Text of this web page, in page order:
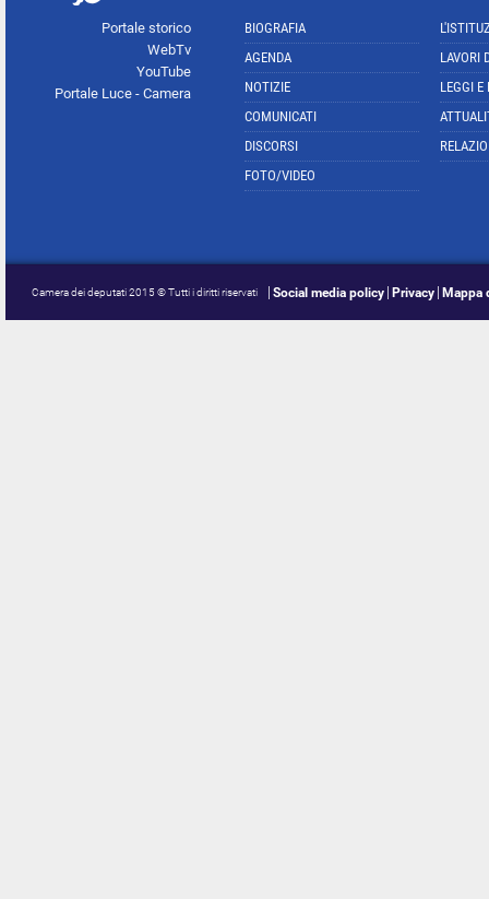
Portale storico
WebTv
YouTube
Portale Luce - Camera
BIOGRAFIA
AGENDA
NOTIZIE
COMUNICATI
DISCORSI
FOTO/VIDEO
LAVORI
LEGGI E
Camera dei deputati 2015 © Tutti i diritti riservati Social media policy Privacy Mappa